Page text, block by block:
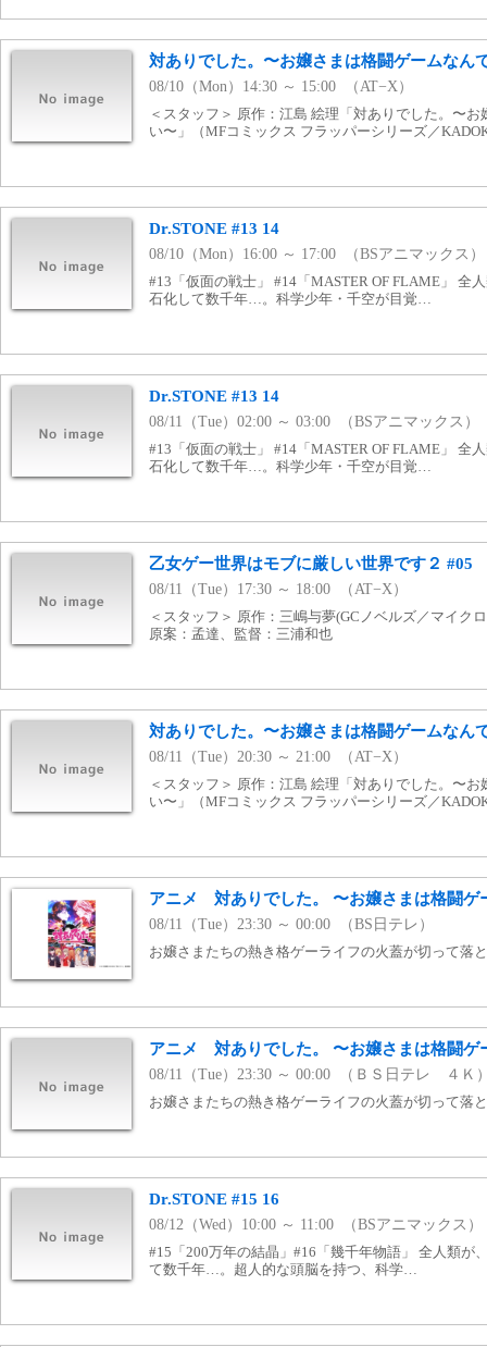
対ありでした。〜お嬢さまは格闘ゲームなん
08/10（Mon）14:30 ～ 15:00 （AT−X）
＜スタッフ＞ 原作：江島 絵理「対ありでした。〜
い〜」（MFコミックス フラッパーシリーズ／
Dr.STONE #13 14
08/10（Mon）16:00 ～ 17:00 （BSアニマックス）
#13「仮面の戦士」 #14「MASTER OF FLAME」 全
石化して数千年…。科学少年・千空が目覚…
Dr.STONE #13 14
08/11（Tue）02:00 ～ 03:00 （BSアニマックス）
#13「仮面の戦士」 #14「MASTER OF FLAME」 全
石化して数千年…。科学少年・千空が目覚…
乙女ゲー世界はモブに厳しい世界です２ #05
08/11（Tue）17:30 ～ 18:00 （AT−X）
＜スタッフ＞ 原作：三嶋与夢(GCノベルズ／マイク
原案：孟達、監督：三浦和也
対ありでした。〜お嬢さまは格闘ゲームなん
08/11（Tue）20:30 ～ 21:00 （AT−X）
＜スタッフ＞ 原作：江島 絵理「対ありでした。〜
い〜」（MFコミックス フラッパーシリーズ／
アニメ 対ありでした。 〜お嬢さまは格闘ゲ
08/11（Tue）23:30 ～ 00:00 （BS日テレ）
お嬢さまたちの熱き格ゲーライフの火蓋が切って落
アニメ 対ありでした。 〜お嬢さまは格闘ゲ
08/11（Tue）23:30 ～ 00:00 （ＢＳ日テレ ４Ｋ
お嬢さまたちの熱き格ゲーライフの火蓋が切って落
Dr.STONE #15 16
08/12（Wed）10:00 ～ 11:00 （BSアニマックス）
#15「200万年の結晶」#16「幾千年物語」 全人類が
て数千年…。超人的な頭脳を持つ、科学…